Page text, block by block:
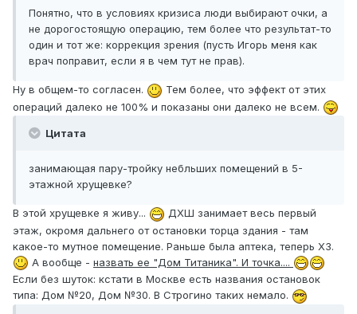
Понятно, что в условиях кризиса люди выбирают очки, а
не дорогостоящую операцию, тем более что результат-то
один и тот же: коррекция зрения (пусть Игорь меня как
врач поправит, если я в чем тут не прав).
Ну в общем-то согласен.
Тем более, что эффект от этих
операций далеко не 100% и показаны они далеко не всем.
Цитата
занимающая пару-тройку небльших помещений в 5-
этажной хрущевке?
В этой хрущевке я живу...
ДХШ занимает весь первый
этаж, окромя дальнего от остановки торца здания - там
какое-то мутное помещение. Раньше была аптека, теперь ХЗ.
А вообще - назвать ее "Дом Титаника". И точка....
Если без шуток: кстати в Москве есть названия остановок
типа: Дом №20, Дом №30. В Строгино таких немало.